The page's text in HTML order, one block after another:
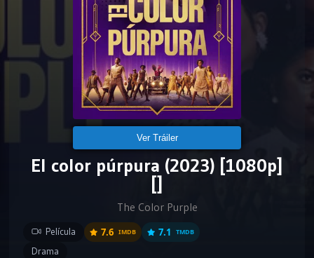
Ver Tráiler
El color púrpura (2023) [1080p]
[]
The Color Purple
Película 7.6 IMDB 7.1 TMDB
Drama